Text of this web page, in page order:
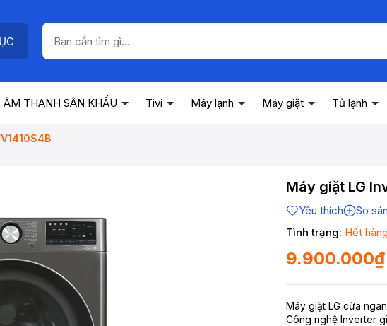
ÂM THANH SÂN KHẤU Tivi Máy lạnh Máy giặt Tủ lạnh
Máy giặt LG
Yêu thích
So
Tình trạng: Hết hàng
9.900.000₫
Máy giặt LG cửa
Công nghệ Inverter